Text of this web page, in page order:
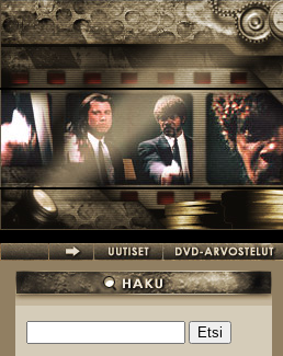
Hyppää pääsisältöön
Hakulomake